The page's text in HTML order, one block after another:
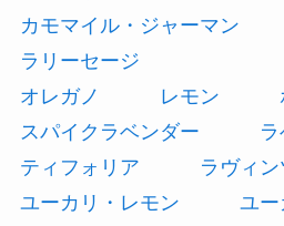
カモマイル・ジャーマン
ラリーセージ
オレガノ
レモン
スパイクラベンダー
ティフォリア
ラヴィン
ユーカリ・レモン
ユー